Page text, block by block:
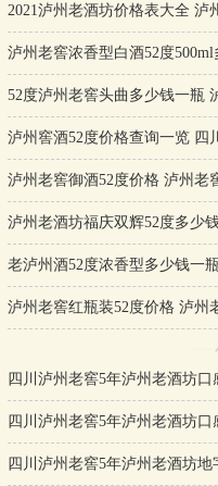
2021泸州老酒坊价格表大全 泸
泸州老窖浓香型白酒52度
52度泸州老窖头曲多少钱一瓶
泸州窖酒52度价格查询一览 四
泸州老窖御酒52度价格 泸州老
泸州老酒坊福庆双辉52度多少
老泸州酒52度浓香型多少钱一
泸州老窖红瓶装52度价格 泸州